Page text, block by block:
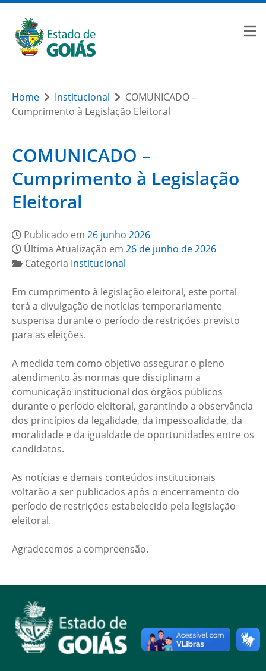
Home Institucional
COMUNICADO –
Cumprimento à Legislação Eleitoral
COMUNICADO –
Cumprimento à Legislação
Eleitoral
Publicado em 26 junho 2026
Última Atualização em 26 de junho de 2026
Categoria Institucional
Em cumprimento à legislação eleitoral, este portal
terá a divulgação de notícias temporariamente
suspensa durante o período de restrições previsto
para as eleições.
A medida tem como objetivo assegurar o pleno
atendimento às normas que disciplinam a
comunicação institucional dos órgãos públicos
durante o período eleitoral, garantindo a observância
dos princípios da legalidade, da impessoalidade, da
moralidade e da igualdade de oportunidades entre os
candidatos.
As notícias e demais conteúdos institucionais
voltarão a ser publicados após o encerramento do
período de restrições estabelecido pela legislação
eleitoral.
Agradecemos a compreensão.